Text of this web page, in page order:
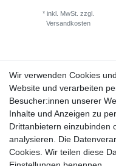
* inkl. MwSt. zzgl.
Versandkosten
Fragen zur
Zahlungsarten
Wir verwenden Cookies
Website und verarbeiten
Besucher:innen unserer
Inhalte und Anzeigen zu
Drittanbietern einzubinden
analysieren. Die
Cookies. Wir teilen diese